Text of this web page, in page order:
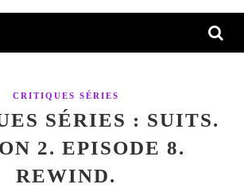
CRITIQUES SÉRIES
SÉRIES : SUITS.
2. EPISODE 8.
REWIND.